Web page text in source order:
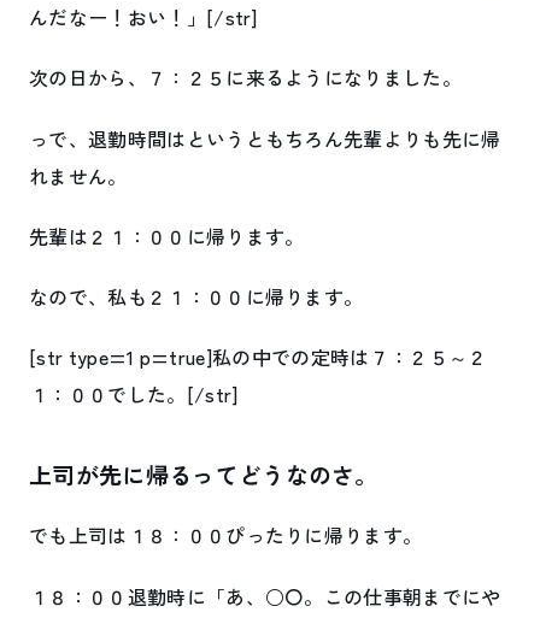
んだなー！おい！」[/str]
次の日から、７：２５に来るようになりました。
っで、退勤時間はというともちろん先輩よりも先に帰
れません。
先輩は２１：００に帰ります。
なので、私も２１：００に帰ります。
[str type=1 p=true]私の中での定時は７：２５～２
１：００でした。[/str]
上司が先に帰るってどうなのさ。
でも上司は１８：００ぴったりに帰ります。
１８：００退勤時に「あ、○〇。この仕事朝までにや